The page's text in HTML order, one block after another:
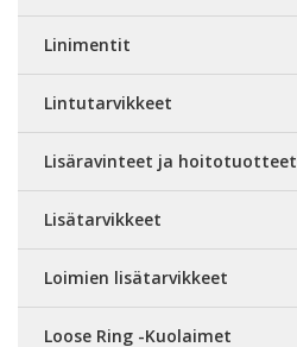
Linimentit
Lintutarvikkeet
Lisäravinteet ja hoitotuotteet
Lisätarvikkeet
Loimien lisätarvikkeet
Loose Ring -Kuolaimet